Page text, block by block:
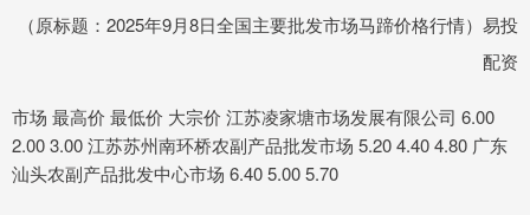
（原标题：2025年9月8日全国主要批发市场马蹄价格行情）易投
配资
市场 最高价 最低价 大宗价 江苏凌家塘市场发展有限公司 6.00
2.00 3.00 江苏苏州南环桥农副产品批发市场 5.20 4.40 4.80 广东
汕头农副产品批发中心市场 6.40 5.00 5.70